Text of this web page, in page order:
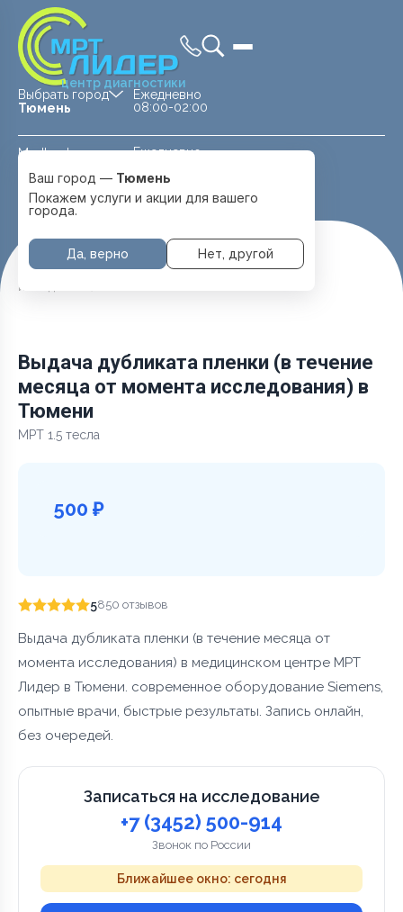
центр диагностики
Выбрать город
Тюмень
Medland —
Тюмень
Ежедневно
08:00-02:00
Ежедневно
Перейти
Ваш город — Тюмень
Покажем услуги и акции для вашего
города.
Да, верно Нет, другой
Главная Услуги и цены
исследования)
Выдача дубликата пленки (в течение
месяца от момента исследования) в
Тюмени
МРТ 1.5 тесла
500 ₽
5850 отзывов
Выдача дубликата пленки (в течение месяца от
момента исследования) в медицинском центре МРТ
Лидер в Тюмени. современное оборудование Siemens,
опытные врачи, быстрые результаты. Запись онлайн,
без очередей.
Записаться на исследование
+7 (3452) 500-914
Звонок по России
Ближайшее окно: сегодня